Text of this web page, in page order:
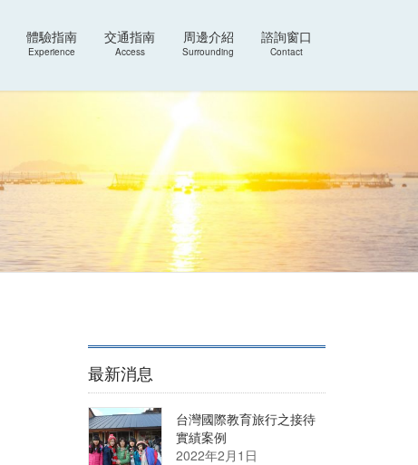
體驗指南
Experience
交通指南
Access
周邊介紹
Surrounding
諮詢窗口
Contact
最新消息
台灣國際教育旅行之接待
實績案例
2022年2月1日